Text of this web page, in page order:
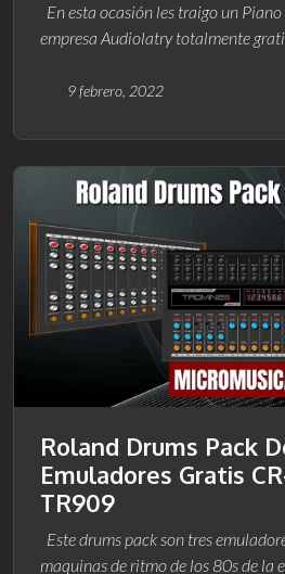
En esta ocasión les traigo un
empresa Audiolatry totalmente
9 febrero, 2022
Roland Drums Pack
Emuladores Gratis
TR909
Este drums pack son tres
maquinas de ritmo de los 80s de la